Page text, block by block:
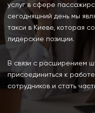
услуг в сфере
сегодняшний день мы
такси в Киеве, которая
лидерские позиции.
В связи с расширением
присоединиться к
сотрудников и стать